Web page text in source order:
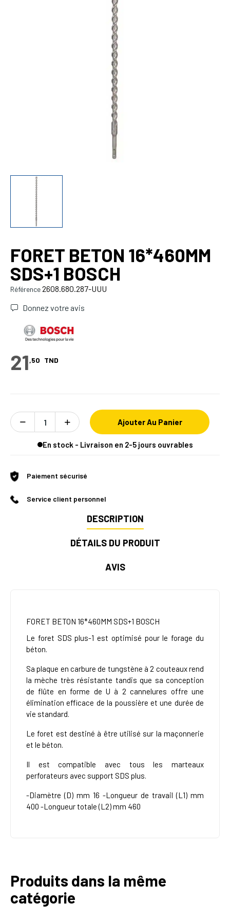
FORET BETON 16*460MM
SDS+1 BOSCH
Référence2608.680.287-UUU
Donnez votre avis
21,50 TND
Ajouter Au Panier
En stock - Livraison en 2-5 jours ouvrables
Paiement sécurisé
Service client personnel
DESCRIPTION
DÉTAILS DU PRODUIT
AVIS
FORET BETON 16*460MM SDS+1 BOSCH
Le foret SDS plus-1 est optimisé pour le forage du
béton.
Sa plaque en carbure de tungstène à 2 couteaux rend
la mèche très résistante tandis que sa conception
de flûte en forme de U à 2 cannelures offre une
élimination efficace de la poussière et une durée de
vie standard.
Le foret est destiné à être utilisé sur la maçonnerie
et le béton.
Il est compatible avec tous les marteaux
perforateurs avec support SDS plus.
-Diamètre (D) mm 16 -Longueur de travail (L1) mm
400 -Longueur totale (L2) mm 460
Produits dans la même
catégorie